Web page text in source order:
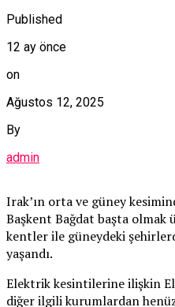
Published
12 ay önce
on
Ağustos 12, 2025
By
admin
Irak’ın orta ve güney
Başkent Bağdat başta
kentler ile güneydeki
yaşandı.
Elektrik kesintilerine ilişkin
diğer ilgili kurumlardan